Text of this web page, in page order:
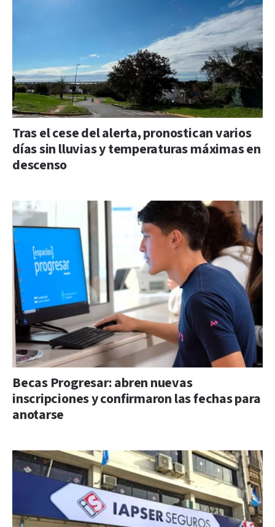
Tras el cese del alerta, pronostican varios
días sin lluvias y temperaturas máximas en
descenso
Becas Progresar: abren nuevas
inscripciones y confirmaron las fechas para
anotarse